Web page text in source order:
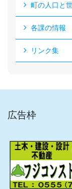
町の人口と
各課の情報
リンク集
広告枠